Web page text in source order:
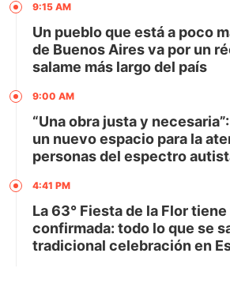
9:15 AM
Un pueblo que está a poco
de Buenos Aires va por un
salame más largo del país
9:00 AM
“Una obra justa y
un nuevo espacio para la
personas del espectro
4:41 PM
La 63° Fiesta de la Flor
confirmada: todo lo que se
tradicional celebración en